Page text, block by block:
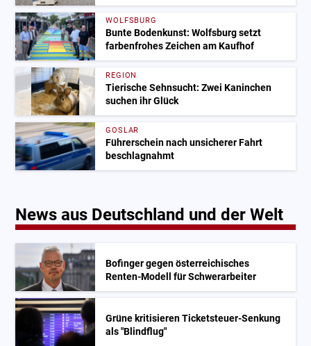
WOLFSBURG
Bunte Bodenkunst: Wolfsburg setzt
farbenfrohes Zeichen am Kaufhof
REGION
Tierische Sehnsucht: Zwei Kaninchen
suchen ihr Glück
GOSLAR
Führerschein nach unsicherer Fahrt
beschlagnahmt
News aus Deutschland und der Welt
Bofinger gegen österreichisches
Renten-Modell für Schwerarbeiter
Grüne kritisieren Ticketsteuer-Senkung
als "Blindflug"